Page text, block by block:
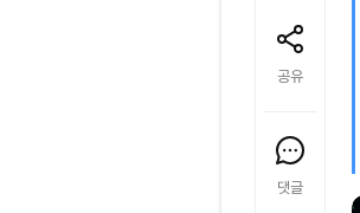
공유
댓글